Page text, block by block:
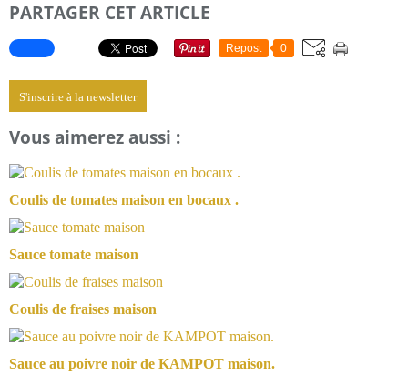
PARTAGER CET ARTICLE
Repost 0
S'inscrire à la newsletter
Vous aimerez aussi :
Coulis de tomates maison en bocaux .
Sauce tomate maison
Coulis de fraises maison
Sauce au poivre noir de KAMPOT maison.